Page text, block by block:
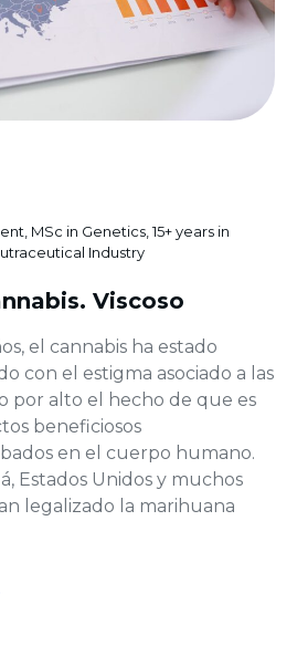
MSc in Genetics, 15+ years in
Industry
Viscoso
el cannabis ha estado
con el estigma asociado a las
por alto el hecho de que es
beneficiosos
en el cuerpo humano.
Estados Unidos y muchos
legalizado la marihuana